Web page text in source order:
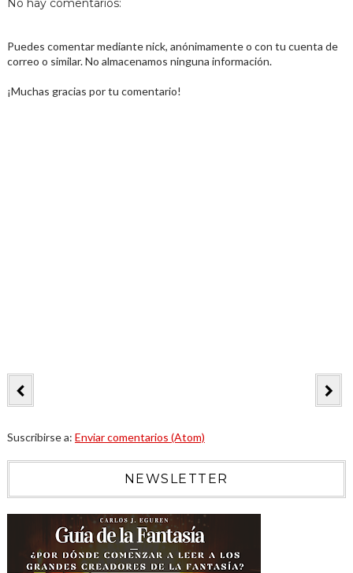
No hay comentarios:
Puedes comentar mediante nick, anónimamente o con tu cuenta de
correo o similar. No almacenamos ninguna información.
¡Muchas gracias por tu comentario!
Suscribirse a: Enviar comentarios (Atom)
NEWSLETTER